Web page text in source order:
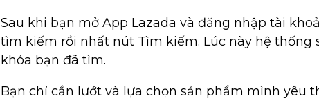
Sau khi bạn mở App Lazada và đăng nhập tài
tìm kiếm rồi nhất nút Tìm kiếm. Lúc này hệ
khóa bạn đã tìm.
Bạn chỉ cần lướt và lựa chọn sản phẩm mình yêu